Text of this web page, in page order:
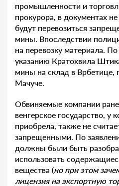
промышленности и
прокурора, в документах
будут перевозиться
мины. Впоследствии
на перевозку материала.
указанию Кратохвила
мины на склад в Врбетице,
Мачуче.
Обвиняемые компании
венгерское государство, у
приобрела, также не
запрещенными. По
должны были быть
использовать
вещества (но при этом
лицензия на экспортную